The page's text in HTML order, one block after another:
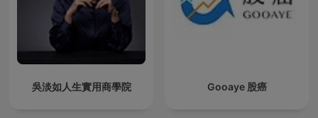
吳淡如人生實用商學院 Gooaye 股癌